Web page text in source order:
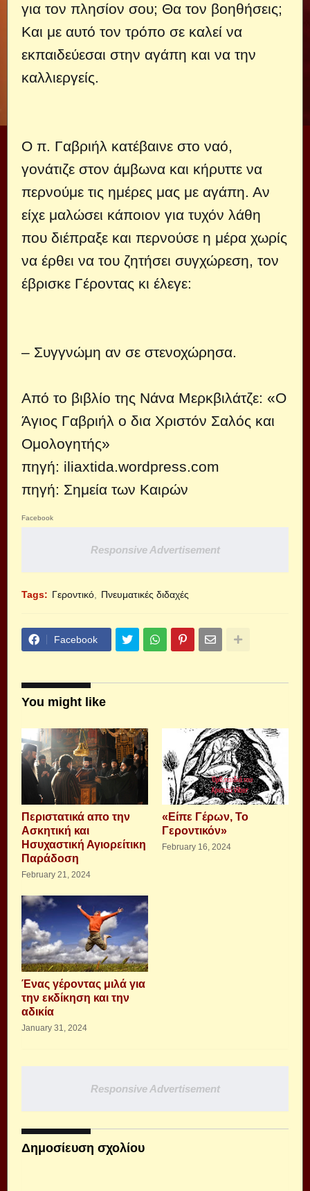
για τον πλησίον σου; Θα τον βοηθήσεις;
Και με αυτό τον τρόπο σε καλεί να
εκπαιδεύεσαι στην αγάπη και να την
καλλιεργείς.
Ο π. Γαβριήλ κατέβαινε στο ναό,
γονάτιζε στον άμβωνα και κήρυττε να
περνούμε τις ημέρες μας με αγάπη. Αν
είχε μαλώσει κάποιον για τυχόν λάθη
που διέπραξε και περνούσε η μέρα χωρίς
να έρθει να του ζητήσει συγχώρεση, τον
έβρισκε Γέροντας κι έλεγε:
– Συγγνώμη αν σε στενοχώρησα.
Από το βιβλίο της Νάνα Μερκβιλάτζε: «Ο
Άγιος Γαβριήλ ο δια Χριστόν Σαλός και
Ομολογητής»
πηγή: iliaxtida.wordpress.com
πηγή: Σημεία των Καιρών
Facebook
Responsive Advertisement
Tags: Γεροντικό Πνευματικές διδαχές
Facebook
You might like
Περιστατικά απο την
Ασκητική και
Ησυχαστική Αγιορείτικη
Παράδοση
February 21, 2024
«Είπε Γέρων, Το
Γεροντικόν»
February 16, 2024
Ένας γέροντας μιλά για
την εκδίκηση και την
αδικία
January 31, 2024
Responsive Advertisement
Δημοσίευση σχολίου